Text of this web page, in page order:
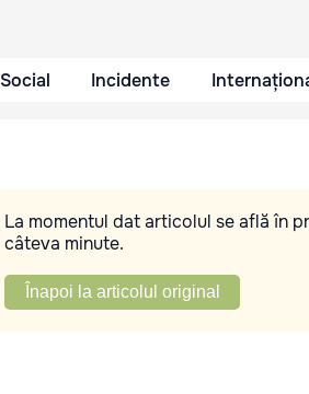
Social Incidente
La momentul dat articolul se află în
câteva minute.
Înapoi la articolul original